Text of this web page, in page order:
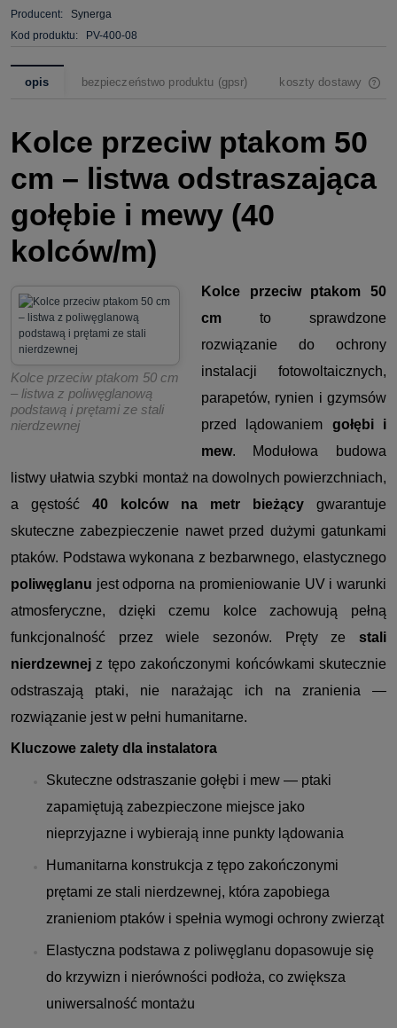
Producent:
Synerga
Kod produktu:
PV-400-08
opis bezpieczeństwo produktu (gpsr)
koszty dostawy
Kolce przeciw ptakom 50
cm – listwa odstraszająca
gołębie i mewy (40
kolców/m)
Kolce przeciw ptakom 50 cm
– listwa z poliwęglanową
podstawą i prętami ze stali
nierdzewnej
Kolce przeciw ptakom 50
cmto sprawdzone
rozwiązanie do ochrony
instalacji fotowoltaicznych,
parapetów, rynien i gzymsów
przed lądowaniem gołębi i
mew. Modułowa budowa
listwy ułatwia szybki montaż na dowolnych powierzchniach,
a gęstość 40 kolców na metr bieżący gwarantuje
skuteczne zabezpieczenie nawet przed dużymi gatunkami
ptaków. Podstawa wykonana z bezbarwnego, elastycznego
poliwęglanu jest odporna na promieniowanie UV i warunki
atmosferyczne, dzięki czemu kolce zachowują pełną
funkcjonalność przez wiele sezonów. Pręty ze stali
nierdzewnej z tępo zakończonymi końcówkami skutecznie
odstraszają ptaki, nie narażając ich na zranienia —
rozwiązanie jest w pełni humanitarne.
Kluczowe zalety dla instalatora
Skuteczne odstraszanie gołębi i mew — ptaki
zapamiętują zabezpieczone miejsce jako
nieprzyjazne i wybierają inne punkty lądowania
Humanitarna konstrukcja z tępo zakończonymi
prętami ze stali nierdzewnej, która zapobiega
zranieniom ptaków i spełnia wymogi ochrony zwierząt
Elastyczna podstawa z poliwęglanu dopasowuje się
do krzywizn i nierówności podłoża, co zwiększa
uniwersalność montażu